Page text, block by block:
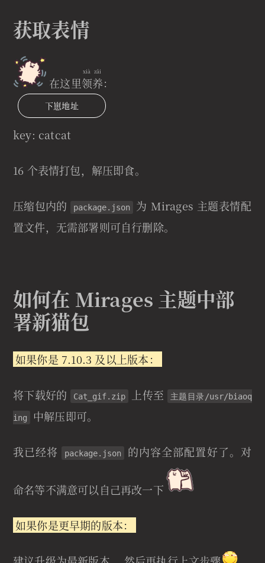
获取表情
在这里领养
xià zǎi
：
下崽地址
key: catcat
16 个表情打包，解压即食。
压缩包内的 package.json
为 Mirages 主题表情配
置文件，无需部署则可自行删除。
如何在 Mirages 主题中部
署新猫包
如果你是 7.10.3 及以上版本：
将下载好的 Cat_gif.zip 上传至 主题目录/usr/biaoq
ing 中解压即可。
我已经将 package.json 的内容全部配置好了。对
命名等不满意可以自己再改一下
如果你是更早期的版本：